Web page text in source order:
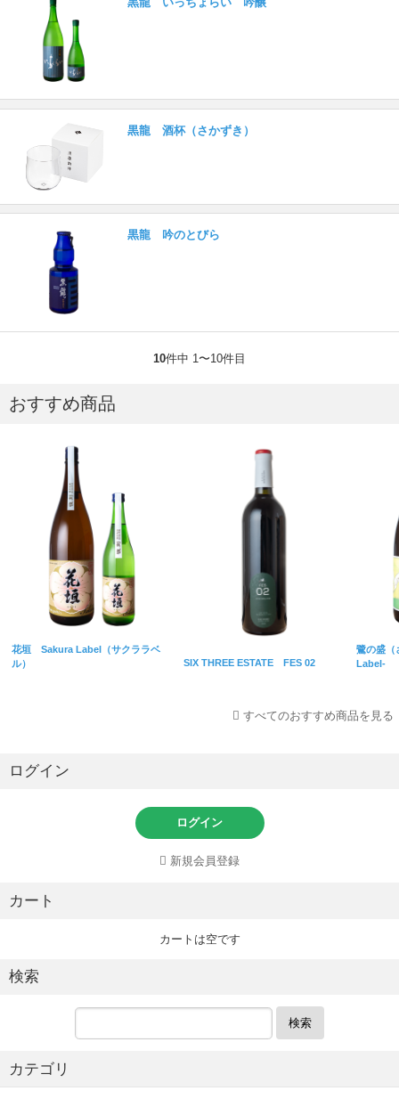
黒龍 酒杯（さかずき）
黒龍 吟のとびら
10件中 1〜10件目
おすすめ商品
花垣 Sakura Label（サクララベ
ル）
SIX THREE ESTATE FES 02
鷺の盛
Label-
すべてのおすすめ商品を見る
ログイン
ログイン
新規会員登録
カート
カートは空です
検索
検索
カテゴリ